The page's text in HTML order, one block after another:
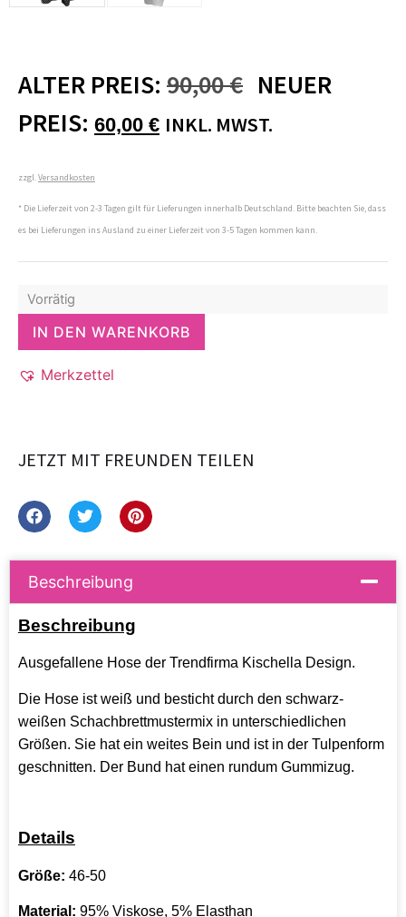
ALTER PREIS: 90,00€ NEUER
PREIS: 60,00 € INKL. MWST.
zzgl. Versandkosten
* Die Lieferzeit von 2-3 Tagen gilt für Lieferungen innerhalb Deutschland. Bitte beachten Sie, dass
es bei Lieferungen ins Ausland zu einer Lieferzeit von 3-5 Tagen kommen kann.
Vorrätig
IN DEN WARENKORB
Merkzettel
JETZT MIT FREUNDEN TEILEN
Beschreibung
Beschreibung
Ausgefallene Hose der Trendfirma Kischella Design.
Die Hose ist weiß und besticht durch den schwarz-
weißen Schachbrettmustermix in unterschiedlichen
Größen. Sie hat ein weites Bein und ist in der Tulpenform
geschnitten. Der Bund hat einen rundum Gummizug.
Details
Größe: 46-50
Material: 95% Viskose, 5% Elasthan